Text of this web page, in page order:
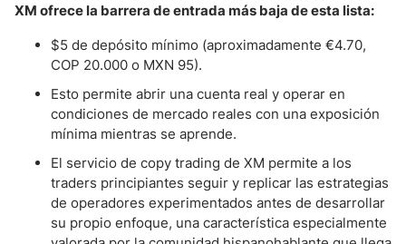
XM ofrece la barrera de entrada más baja de esta lista:
$5 de depósito mínimo (aproximadamente €4.70,
COP 20.000 o MXN 95).
Esto permite abrir una cuenta real y operar en
condiciones de mercado reales con una exposición
mínima mientras se aprende.
El servicio de copy trading de XM permite a los
traders principiantes seguir y replicar las estrategias
de operadores experimentados antes de desarrollar
su propio enfoque, una característica especialmente